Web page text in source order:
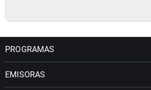
PROGRAMAS
EMISORAS